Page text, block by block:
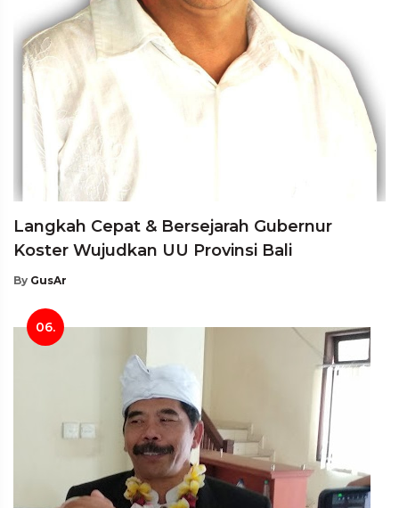
Langkah Cepat & Bersejarah Gubernur
Koster Wujudkan UU Provinsi Bali
By GusAr
06.